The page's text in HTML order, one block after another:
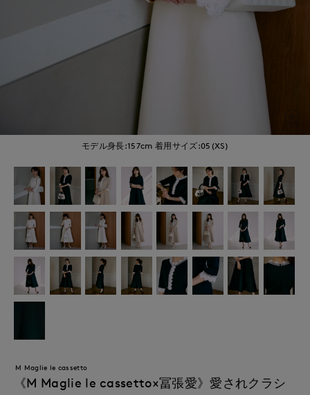
モデル身長:157cm 着用サイズ:05(XS)
M Maglie le cassetto
《M Maglie le cassetto×冨張愛》愛されクラシ